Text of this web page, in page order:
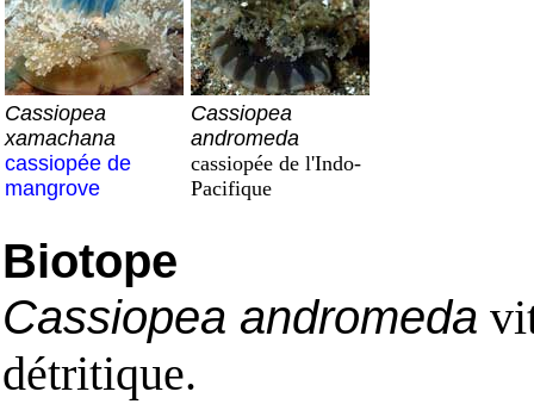
Cassiopea
xamachana
cassiopée de
mangrove
Cassiopea
andromeda
cassiopée de l'Indo-
Pacifique
Biotope
Cassiopea andromeda
détritique.